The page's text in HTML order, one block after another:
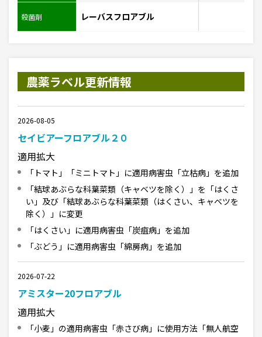
殺菌剤 レーバスフロアブル
農薬ラベル更新情報
2026-08-05
セイビアーフロアブル２０
適用拡大
「トマト」「ミニトマト」に適用病害虫「立枯病」を追加
「結球あぶらな科葉菜類（キャベツを除く）」を「はくさ
い」及び「結球あぶらな科葉菜類（はくさい、キャベツを
除く）」に変更
「はくさい」に適用病害虫「炭疽病」を追加
「ぶどう」に適用病害虫「綿房病」を追加
2026-07-22
アミスター20フロアブル
適用拡大
「小麦」の適用病害虫「赤さび病」に使用方法「無人航空